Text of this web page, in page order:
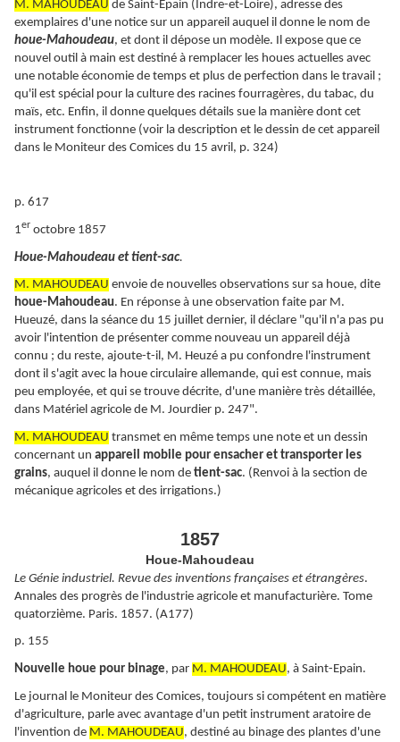
M. MAHOUDEAU de Saint-Epain (Indre-et-Loire), adresse des
exemplaires d'une notice sur un appareil auquel il donne le nom de
houe-Mahoudeau, et dont il dépose un modèle. Il expose que ce
nouvel outil à main est destiné à remplacer les houes actuelles avec
une notable économie de temps et plus de perfection dans le travail ;
qu'il est spécial pour la culture des racines fourragères, du tabac, du
maïs, etc. Enfin, il donne quelques détails sue la manière dont cet
instrument fonctionne (voir la description et le dessin de cet appareil
dans le Moniteur des Comices du 15 avril, p. 324)
p. 617
1er octobre 1857
Houe-Mahoudeau et tient-sac.
M. MAHOUDEAU envoie de nouvelles observations sur sa houe, dite
houe-Mahoudeau. En réponse à une observation faite par M.
Hueuzé, dans la séance du 15 juillet dernier, il déclare "qu'il n'a pas pu
avoir l'intention de présenter comme nouveau un appareil déjà
connu ; du reste, ajoute-t-il, M. Heuzé a pu confondre l'instrument
dont il s'agit avec la houe circulaire allemande, qui est connue, mais
peu employée, et qui se trouve décrite, d'une manière très détaillée,
dans Matériel agricole de M. Jourdier p. 247".
M. MAHOUDEAU transmet en même temps une note et un dessin
concernant un appareil mobile pour ensacher et transporter les
grains, auquel il donne le nom de tient-sac. (Renvoi à la section de
mécanique agricoles et des irrigations.)
1857
Houe-Mahoudeau
Le Génie industriel. Revue des inventions françaises et étrangères.
Annales des progrès de l'industrie agricole et manufacturière. Tome
quatorzième. Paris. 1857. (A177)
p. 155
Nouvelle houe pour binage, par M. MAHOUDEAU, à Saint-Epain.
Le journal le Moniteur des Comices, toujours si compétent en matière
d'agriculture, parle avec avantage d'un petit instrument aratoire de
l'invention de M. MAHOUDEAU, destiné au binage des plantes d'une